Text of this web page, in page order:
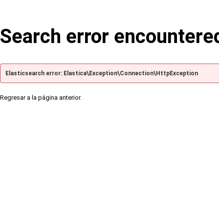
Search error
Elasticsearch error: Elastica\Exception\Connection\HttpException
Regresar a la página anterior.